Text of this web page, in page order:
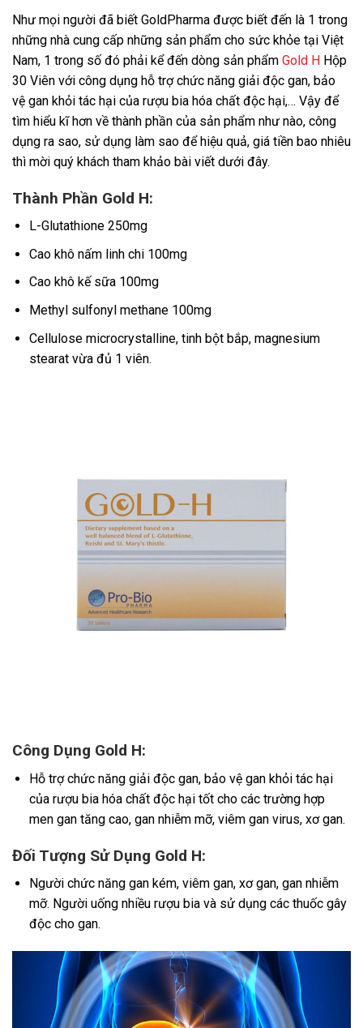
Như mọi người đã biết GoldPharma được biết đến là 1 trong
những nhà cung cấp những sản phẩm cho sức khỏe tại Việt
Nam, 1 trong số đó phải kể đến dòng sản phẩm Gold H Hộp
30 Viên với công dụng hỗ trợ chức năng giải độc gan, bảo
vệ gan khỏi tác hại của rượu bia hóa chất độc hại,… Vậy để
tìm hiểu kĩ hơn về thành phần của sản phẩm như nào, công
dụng ra sao, sử dụng làm sao để hiệu quả, giá tiền bao nhiêu
thì mời quý khách tham khảo bài viết dưới đây.
Thành Phần Gold H:
L-Glutathione 250mg
Cao khô nấm linh chi 100mg
Cao khô kế sữa 100mg
Methyl sulfonyl methane 100mg
Cellulose microcrystalline, tinh bột bắp, magnesium
stearat vừa đủ 1 viên.
Công Dụng Gold H:
Hỗ trợ chức năng giải độc gan, bảo vệ gan khỏi tác hại
của rượu bia hóa chất độc hại tốt cho các trường hợp
men gan tăng cao, gan nhiễm mỡ, viêm gan virus, xơ gan.
Đối Tượng Sử Dụng Gold H:
Người chức năng gan kém, viêm gan, xơ gan, gan nhiễm
mỡ. Người uống nhiều rượu bia và sử dụng các thuốc gây
độc cho gan.